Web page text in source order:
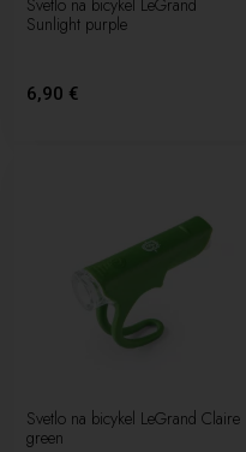
Svetlo na bicykel LeGrand
Sunlight purple
6,90 €
Svetlo na bicykel LeGrand Claire
green